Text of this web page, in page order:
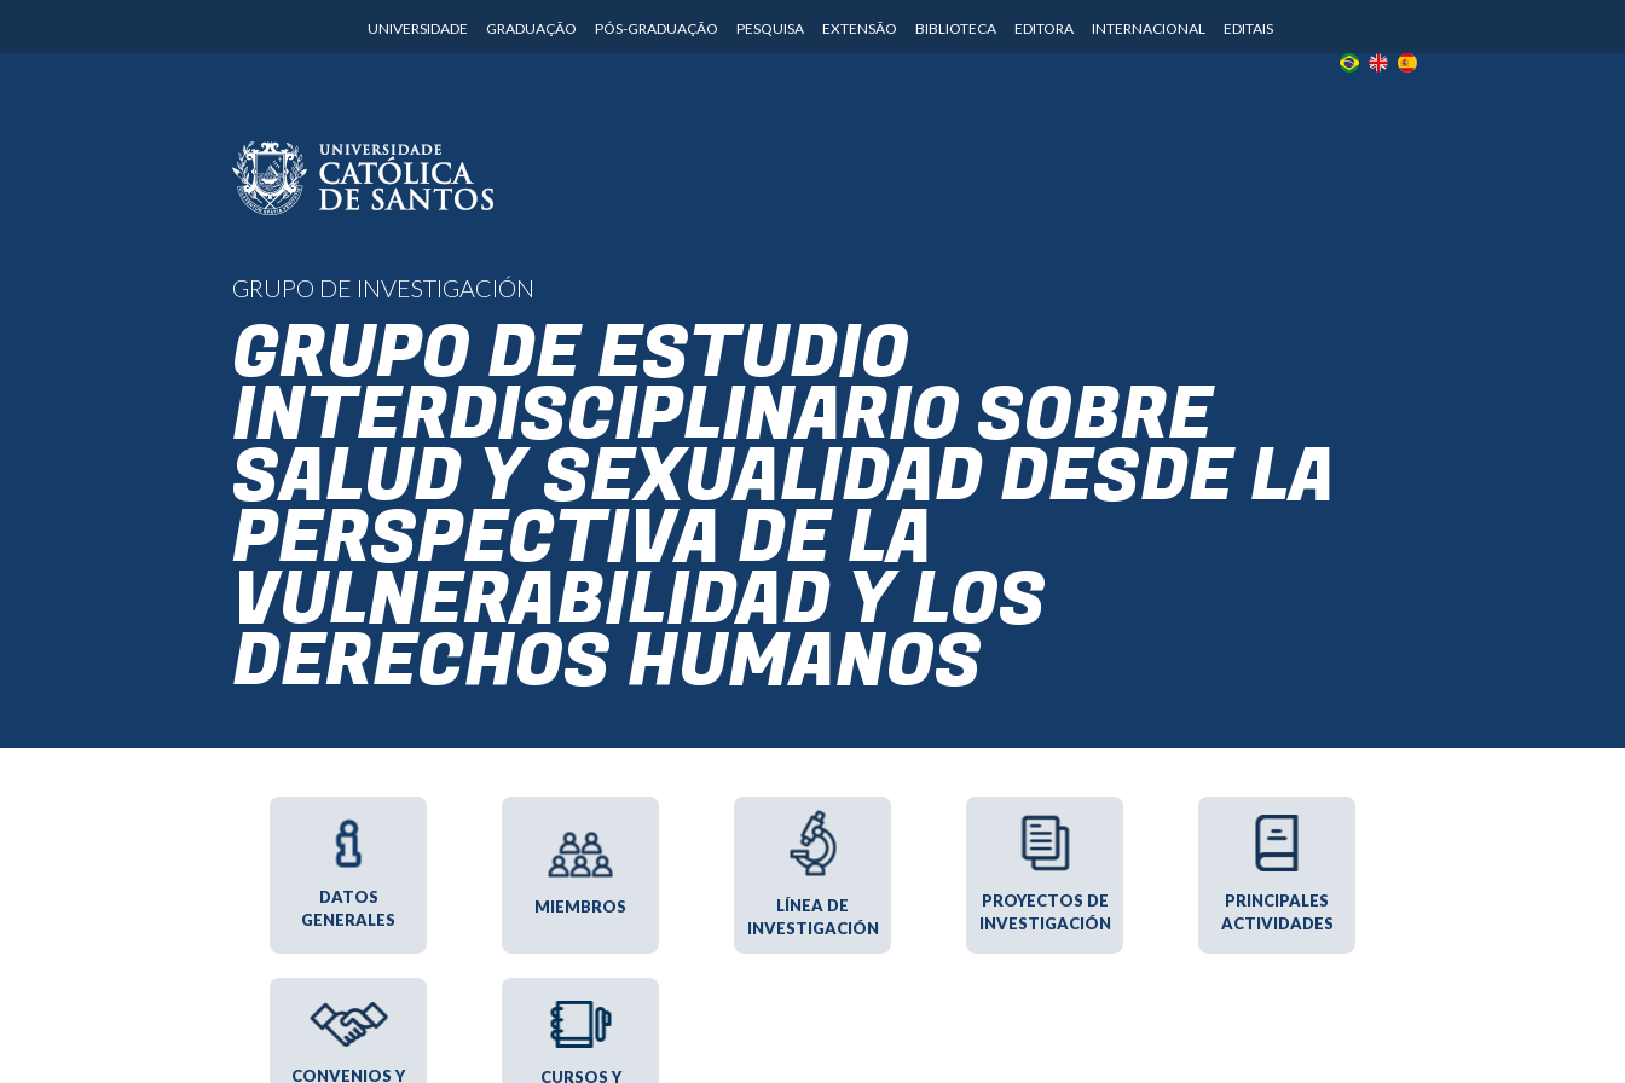
UNIVERSIDADE GRADUAÇÃO PÓS-GRADUAÇÃO PESQUISA EXTENSÃO BIBLIOTECA EDITORA INTERNACIONAL EDITAIS
GRUPO DE INVESTIGACIÓN
GRUPO DE ESTUDIO
INTERDISCIPLINARIO SOBRE
SALUD Y SEXUALIDAD DESDE LA
PERSPECTIVA DE LA
VULNERABILIDAD Y LOS
DERECHOS HUMANOS
DATOS
GENERALES
MIEMBROS
LÍNEA DE
INVESTIGACIÓN
PROYECTOS DE
INVESTIGACIÓN
PRINCIPALES
ACTIVIDADES
CONVENIOS Y CURSOS Y